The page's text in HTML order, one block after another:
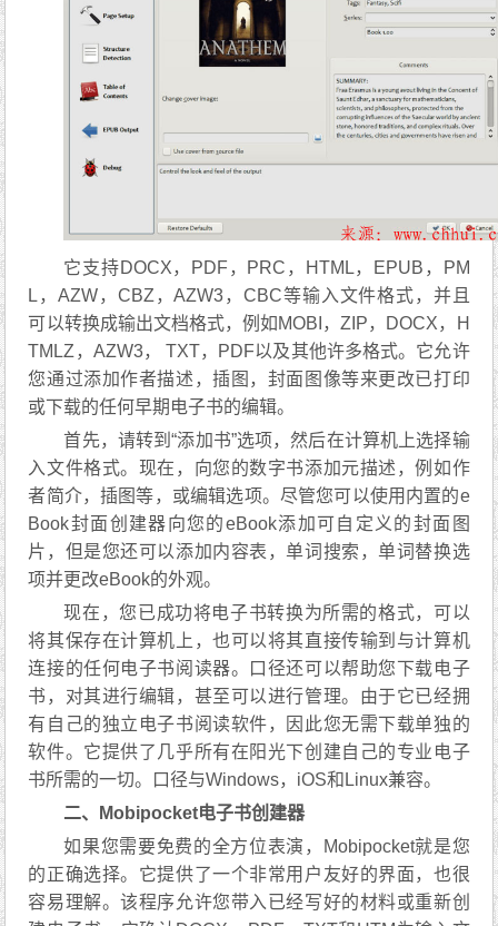
它支持DOCX，PDF，PRC，HTML，EPUB，PM
L，AZW，CBZ，AZW3，CBC等输入文件格式，并且
可以转换成输出文档格式，例如MOBI，ZIP，DOCX，H
TMLZ，AZW3， TXT，PDF以及其他许多格式。它允许
您通过添加作者描述，插图，封面图像等来更改已打印
或下载的任何早期电子书的编辑。
首先，请转到“添加书”选项，然后在计算机上选择输
入文件格式。现在，向您的数字书添加元描述，例如作
者简介，插图等，或编辑选项。尽管您可以使用内置的e
Book封面创建器向您的eBook添加可自定义的封面图
片，但是您还可以添加内容表，单词搜索，单词替换选
项并更改eBook的外观。
现在，您已成功将电子书转换为所需的格式，可以
将其保存在计算机上，也可以将其直接传输到与计算机
连接的任何电子书阅读器。口径还可以帮助您下载电子
书，对其进行编辑，甚至可以进行管理。由于它已经拥
有自己的独立电子书阅读软件，因此您无需下载单独的
软件。它提供了几乎所有在阳光下创建自己的专业电子
书所需的一切。口径与Windows，iOS和Linux兼容。
二、Mobipocket电子书创建器
如果您需要免费的全方位表演，Mobipocket就是您
的正确选择。它提供了一个非常用户友好的界面，也很
容易理解。该程序允许您带入已经写好的材料或重新创